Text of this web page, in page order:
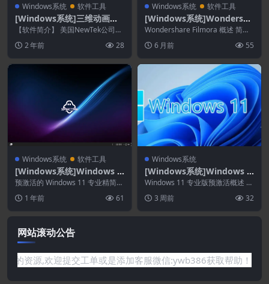
Windows系统 软件工具
[Windows系统]三维动画制
作软件 NewTek LightWave
3D 2020.0.3 Win/Mac
【软件简介】 美国NewTek公司开
比的...2 年前 28
Windows系统 软件工具
[Windows系统]Wondersha
re Filmora 15.2.5.17803
Wondershare Filmora 概述 简化
6 月前 55
Windows系统 软件工具
[Windows系统]Windows 1
1 专业精简版
预激活的 Windows 11 专业精简版
1 年前 61
Windows系统
[Windows系统]Windows 1
1 Professional Preactivate
d
Windows 11 专业版预激活概述 W
3 周前 32
网站滚动公告
没有你需要的资源,欢迎提交工单或是添加客服微信:ywb386获取